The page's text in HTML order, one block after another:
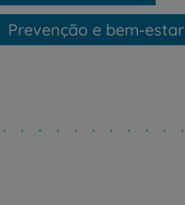
Prevenção e bem-estar